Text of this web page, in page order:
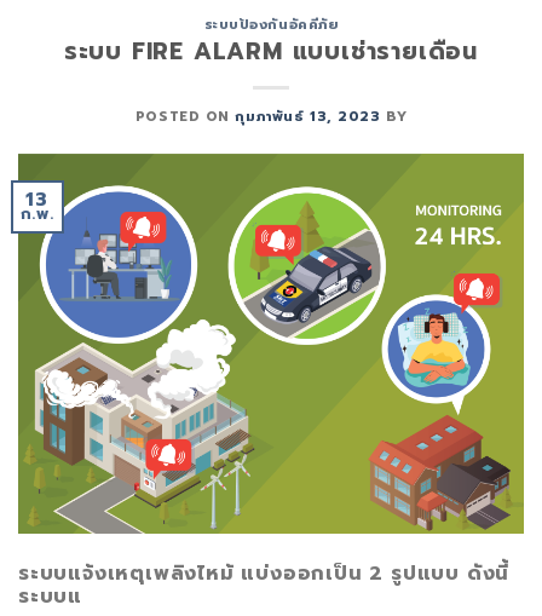
ระบบป้องกันอัคคีภัย
ระบบ FIRE ALARM แบบเช่ารายเดือน
POSTED ONกุมภาพันธ์ 13, 2023 BY
13
ก.พ.
ระบบแจ้งเหตุเพลิงไหม้ แบ่งออกเป็น 2 รูปแบบ ดังนี้
ระบบแ